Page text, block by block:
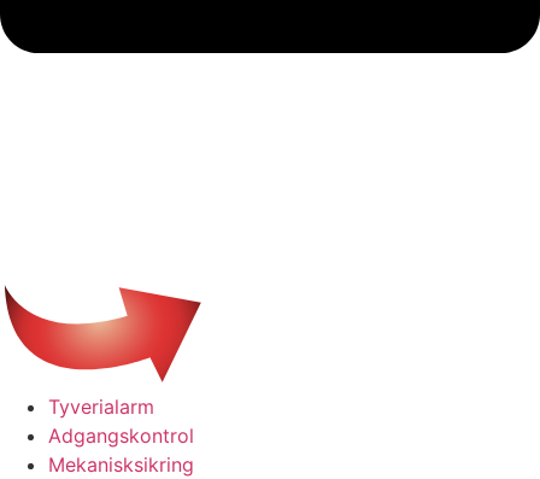
Tyverialarm
Adgangskontrol
Mekanisksikring